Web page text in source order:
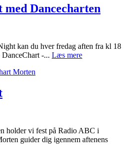
Dancecharten
kan du hver fredag aften fra kl 18
-... Læs mere
holder vi fest på Radio ABC i
guider dig igennem aftenens